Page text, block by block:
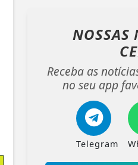
NOSSAS
Receba as
no seu app
Telegram